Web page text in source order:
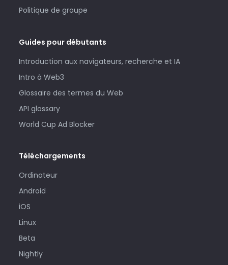
Politique de groupe
Guides pour débutants
Introduction aux navigateurs, recherche et IA
Intro à Web3
Glossaire des termes du Web
API glossary
World Cup Ad Blocker
Téléchargements
Ordinateur
Android
iOS
Linux
Beta
Nightly